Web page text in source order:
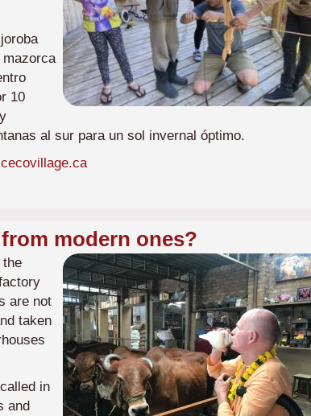
10
al sur para un sol invernal óptimo.
modern ones?
Imagen
the
are not
taken
in
and